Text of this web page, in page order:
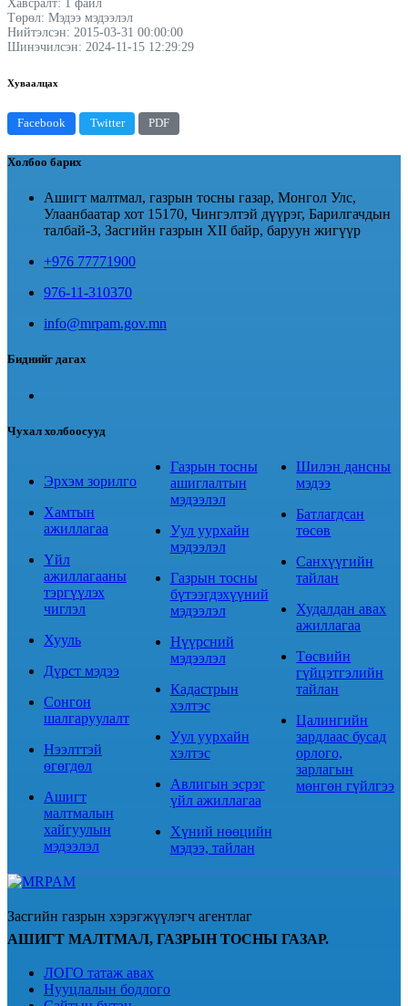
Хавсралт: 1 файл
Төрөл: Мэдээ мэдээлэл
Нийтэлсэн: 2015-03-31 00:00:00
Шинэчилсэн: 2024-11-15 12:29:29
Хуваалцах
Facebook Twitter PDF
Холбоо барих
Ашигт малтмал, газрын тосны газар, Монгол Улс,
Улаанбаатар хот 15170, Чингэлтэй дүүрэг, Барилгачдын
талбай-3, Засгийн газрын XII байр, баруун жигүүр
+976 77771900
976-11-310370
info@mrpam.gov.mn
Биднийг дагах
Чухал холбоосууд
Эрхэм зорилго
Хамтын
ажиллагаа
Үйл
ажиллагааны
тэргүүлэх
чиглэл
Хууль
Дүрст мэдээ
Сонгон
шалгаруулалт
Нээлттэй
өгөгдөл
Ашигт
малтмалын
хайгуулын
мэдээлэл
Газрын тосны
ашиглалтын
мэдээлэл
Уул уурхайн
мэдээлэл
Газрын тосны
бүтээгдэхүүний
мэдээлэл
Нүүрсний
мэдээлэл
Кадастрын
хэлтэс
Уул уурхайн
хэлтэс
Авлигын эсрэг
үйл ажиллагаа
Хүний нөөцийн
мэдээ, тайлан
Шилэн дансны
мэдээ
Батлагдсан
төсөв
Санхүүгийн
тайлан
Худалдан авах
ажиллагаа
Төсвийн
гүйцэтгэлийн
тайлан
Цалингийн
зардлаас бусад
орлого,
зарлагын
мөнгөн гүйлгээ
Засгийн газрын хэрэгжүүлэгч агентлаг
АШИГТ МАЛТМАЛ, ГАЗРЫН ТОСНЫ ГАЗАР.
ЛОГО татаж авах
Нууцлалын бодлого